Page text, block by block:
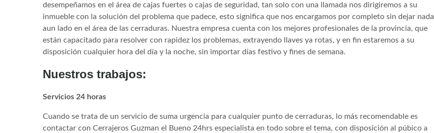
desempeñamos en el área de cajas fuertes o cajas de seguridad, tan solo con una llamada nos dirigiremos a su
inmueble con la solución del problema que padece, esto significa que nos encargamos por completo sin dejar nada
aun lado en el área de las cerraduras. Nuestra empresa cuenta con los mejores profesionales de la provincia, que
están capacitado para resolver con rapidez los problemas, extrayendo llaves ya rotas, y en fin estaremos a su
disposición cualquier hora del día y la noche, sin importar días festivo y fines de semana.
Nuestros trabajos:
Servicios 24 horas
Cuando se trata de un servicio de suma urgencia para cualquier punto de cerraduras, lo más recomendable es
contactar con Cerrajeros Guzman el Bueno 24hrs especialista en todo sobre el tema, con disposición al púbico a